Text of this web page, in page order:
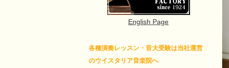
English Page
各種演奏レッスン・音大受験は当社運営
のウイスタリア音楽院へ